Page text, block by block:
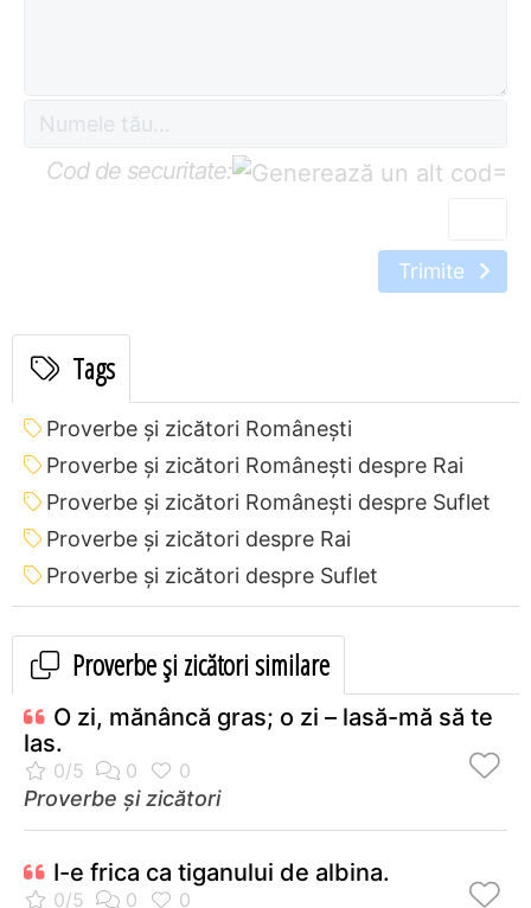
Cod de securitate: =
Trimite
Tags
Proverbe și zicători Româneşti
Proverbe și zicători Româneşti despre Rai
Proverbe și zicători Româneşti despre Suflet
Proverbe și zicători despre Rai
Proverbe și zicători despre Suflet
Proverbe și zicători similare
O zi, mănâncă gras; o zi – lasă-mă să te
las.
Proverbe și zicători
I-e frica ca tiganului de albina.